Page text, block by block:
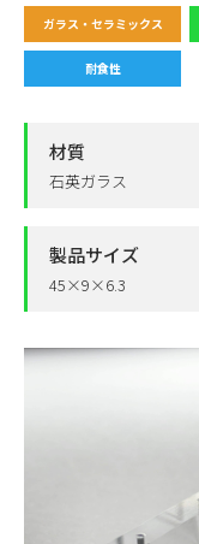
ガラス・セラミックス
耐食性
材質
石英ガラス
製品サイズ
45×9×6.3